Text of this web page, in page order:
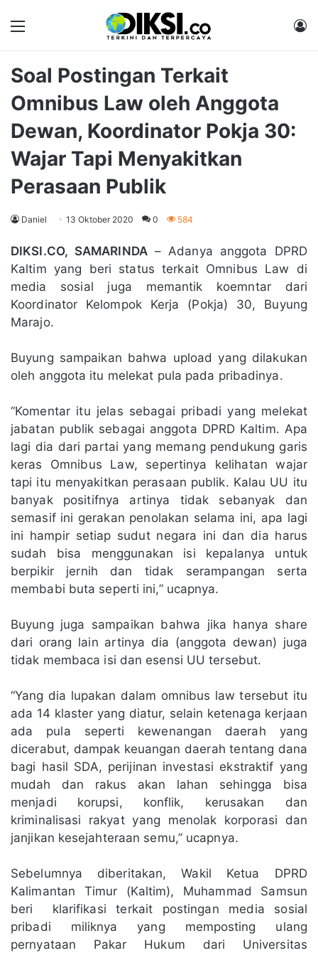
Soal Postingan Terkait
Omnibus Law oleh Anggota
Dewan, Koordinator Pokja 30:
Wajar Tapi Menyakitkan
Perasaan Publik
Daniel 13 Oktober 2020 0 584
DIKSI.CO, SAMARINDA– Adanya anggota DPRD
Kaltim yang beri status terkait Omnibus Law di
media sosial juga memantik koemntar dari
Koordinator Kelompok Kerja (Pokja) 30, Buyung
Marajo.
Buyung sampaikan bahwa upload yang dilakukan
oleh anggota itu melekat pula pada pribadinya.
“Komentar itu jelas sebagai pribadi yang melekat
jabatan publik sebagai anggota DPRD Kaltim. Apa
lagi dia dari partai yang memang pendukung garis
keras Omnibus Law, sepertinya kelihatan wajar
tapi itu menyakitkan perasaan publik. Kalau UU itu
banyak positifnya artinya tidak sebanyak dan
semasif ini gerakan penolakan selama ini, apa lagi
ini hampir setiap sudut negara ini dan dia harus
sudah bisa menggunakan isi kepalanya untuk
berpikir jernih dan tidak serampangan serta
membabi buta seperti ini,” ucapnya.
Buyung juga sampaikan bahwa jika hanya share
dari orang lain artinya dia (anggota dewan) juga
tidak membaca isi dan esensi UU tersebut.
“Yang dia lupakan dalam omnibus law tersebut itu
ada 14 klaster yang diatur, selain ketenaga kerjaan
ada pula seperti kewenangan daerah yang
dicerabut, dampak keuangan daerah tentang dana
bagi hasil SDA, perijinan investasi ekstraktif yang
mudah dan rakus akan lahan sehingga bisa
menjadi korupsi, konflik, kerusakan dan
kriminalisasi rakyat yang menolak korporasi dan
janjikan kesejahteraan semu,” ucapnya.
Sebelumnya diberitakan, Wakil Ketua DPRD
Kalimantan Timur (Kaltim), Muhammad Samsun
beri klarifikasi terkait postingan media sosial
pribadi miliknya yang memposting ulang
pernyataan Pakar Hukum dari Universitas